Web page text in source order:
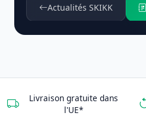
Actualités SKIKK
Livraison gratuite dans
l'UE*